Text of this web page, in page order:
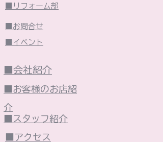
■リフォーム部
■お問合せ
■イベント
■会社紹介
■お客様のお店紹
介
■スタッフ紹介
■アクセス